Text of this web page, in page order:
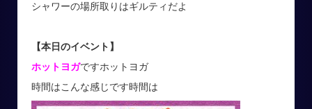
シャワーの場所取りはギルティだよ
【本日のイベント】
ホットヨガですホットヨガ
時間はこんな感じです時間は